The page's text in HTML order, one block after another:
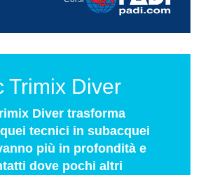
Trimix Diver
Diver trasforma
tecnici in subacquei
più in profondità e
dove pochi altri